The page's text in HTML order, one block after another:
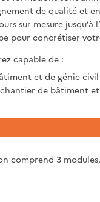
de qualité et
sur mesure jusqu’à
pour concrétiser
capable de :
et de génie civil
de bâtiment
comprend 3